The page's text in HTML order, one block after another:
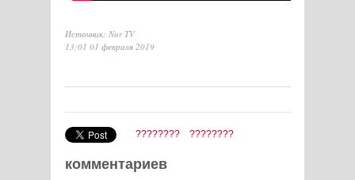
Источник: Nur TV
13:01 01 февраля 2019
???????? ????????
комментариев